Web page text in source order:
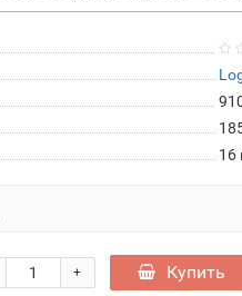
16
+ Купить